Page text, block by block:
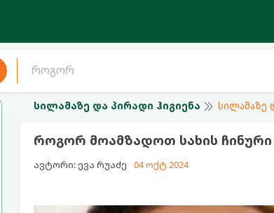
სილამაზე და პირადი ჰიგიენა სილამაზე
როგორ მოამზადოთ სახის ჩინური
ავტორი: ევა რუაძე 04 ოქტ 2024